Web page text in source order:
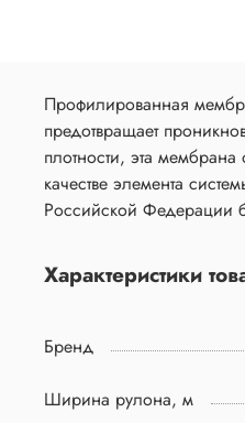
Профилированная
предотвращает
плотности, эта
качестве элемента
Российской Федерации
Характеристики
Бренд
Ширина рулона, м